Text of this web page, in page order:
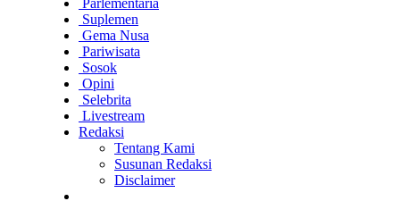
Parlementaria
Suplemen
Gema Nusa
Pariwisata
Sosok
Opini
Selebrita
Livestream
Redaksi
Tentang Kami
Susunan Redaksi
Disclaimer